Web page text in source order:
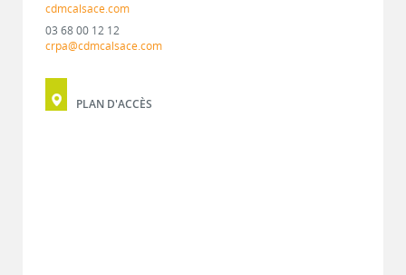
cdmcalsace.com
03 68 00 12 12
crpa@cdmcalsace.com
PLAN D'ACCÈS